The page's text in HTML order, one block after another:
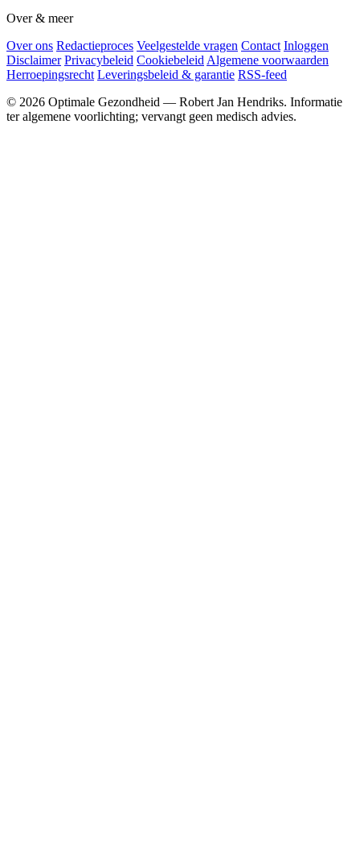
Over & meer
Over ons Redactieproces Veelgestelde vragen Contact Inloggen
Disclaimer Privacybeleid Cookiebeleid Algemene voorwaarden
Herroepingsrecht Leveringsbeleid & garantie RSS-feed
© 2026 Optimale Gezondheid — Robert Jan Hendriks. Informatie
ter algemene voorlichting; vervangt geen medisch advies.